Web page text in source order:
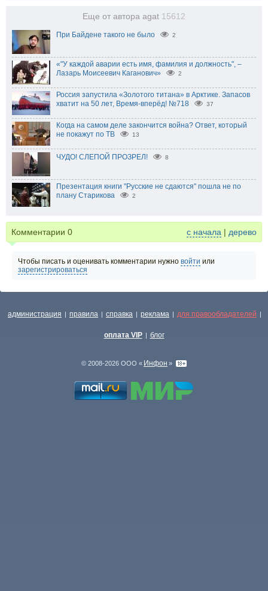
Еще от автора agat 15612
При Байдене такого не было 2
«"У каждой аварии есть имя, фамилия и должность", –
Лазарь Моисеевич Каганович»
2
Россия запустила «Золотого титана» в Арктике. Запасов
хватит на 50 лет, Время-вперёд! №718
37
Когда на самом деле закончится война? Ответ, который
не покажут по ТВ
13
ЧУДО! СЛЕПОЙ ПРОЗРЕЛ! 8
Презентация книги "Русские не сдаются" пошла не по
плану Старикова
2
Комментарии 0 с начала | дерево
Чтобы писать и оценивать комментарии нужно войти или
зарегистрироваться
администрация | правила | справка | реклама | для правообладателей |
оплата VIP | блог
© 2008-2026 ООО « Инфон »